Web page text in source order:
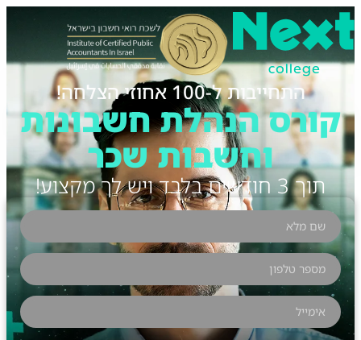
התחייבות ל-100 אחוזי הצלחה!
קורס הנהלת חשבונות
וחשבות שכר
תוך 3 חודשים בלבד ויש לך מקצוע!